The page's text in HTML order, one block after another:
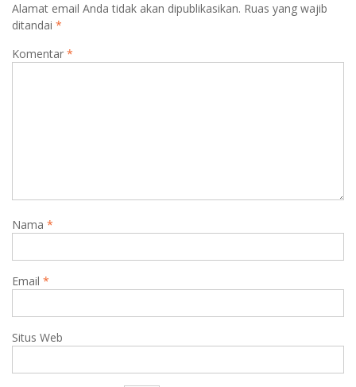
Alamat email Anda tidak akan dipublikasikan. Ruas yang wajib
ditandai *
Komentar *
Nama *
Email *
Situs Web